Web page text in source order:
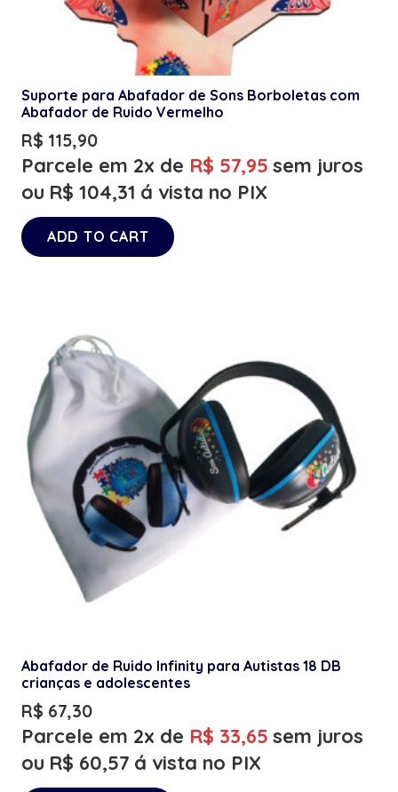
Suporte para Abafador de Sons Borboletas com
Abafador de Ruido Vermelho
R$ 115,90
Parcele em 2x de R$ 57,95 sem juros
ou R$ 104,31 á vista no PIX
ADD TO CART
Abafador de Ruido Infinity para Autistas 18 DB
crianças e adolescentes
R$ 67,30
Parcele em 2x de R$ 33,65 sem juros
ou R$ 60,57 á vista no PIX